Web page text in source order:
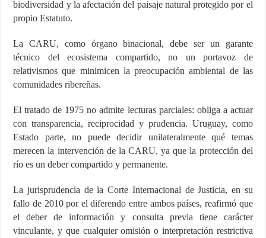
biodiversidad y la afectación del paisaje natural protegido por el
propio Estatuto.
La CARU, como órgano binacional, debe ser un garante
técnico del ecosistema compartido, no un portavoz de
relativismos que minimicen la preocupación ambiental de las
comunidades ribereñas.
El tratado de 1975 no admite lecturas parciales: obliga a actuar
con transparencia, reciprocidad y prudencia. Uruguay, como
Estado parte, no puede decidir unilateralmente qué temas
merecen la intervención de la CARU, ya que la protección del
río es un deber compartido y permanente.
La jurisprudencia de la Corte Internacional de Justicia, en su
fallo de 2010 por el diferendo entre ambos países, reafirmó que
el deber de información y consulta previa tiene carácter
vinculante, y que cualquier omisión o interpretación restrictiva